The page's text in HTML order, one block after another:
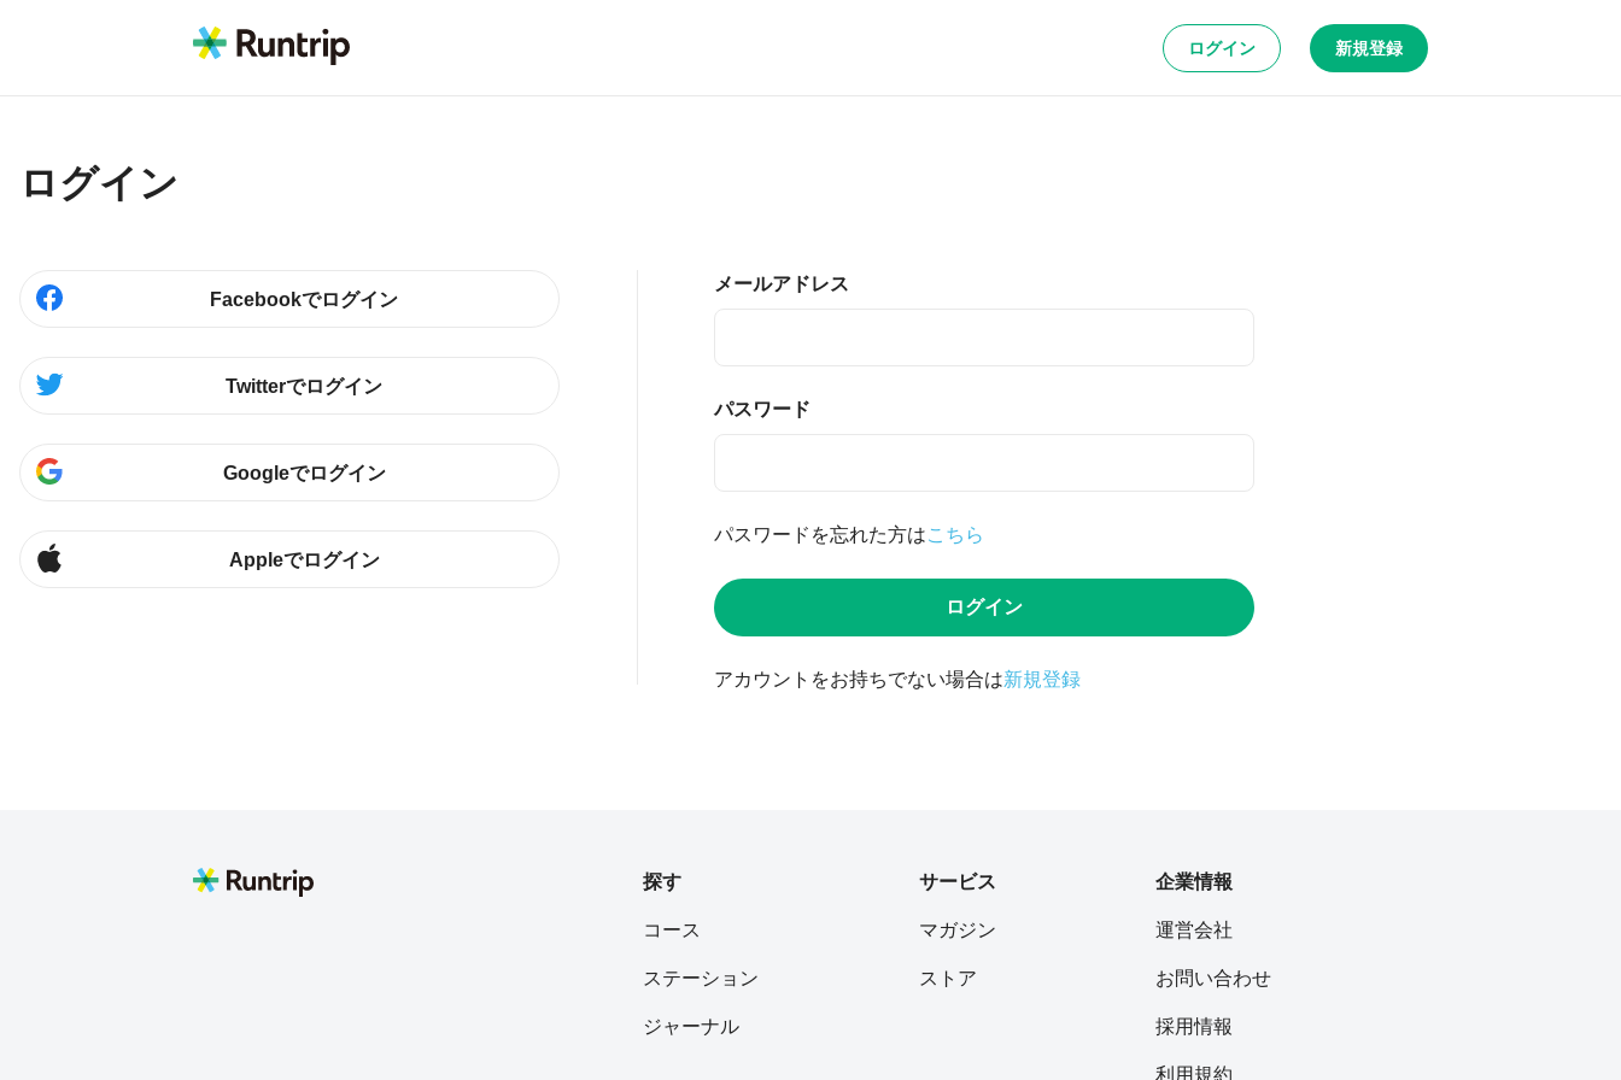
ログイン 新規登録
ログイン
Facebookでログイン
Twitterでログイン
Googleでログイン
Appleでログイン
メールアドレス
パスワード
パスワードを忘れた方はこちら
ログイン
アカウントをお持ちでない場合は新規登録
探す
コース
ステーション
ジャーナル
サービス
マガジン
ストア
企業情報
運営会社
お問い合わせ
採用情報
利用規約